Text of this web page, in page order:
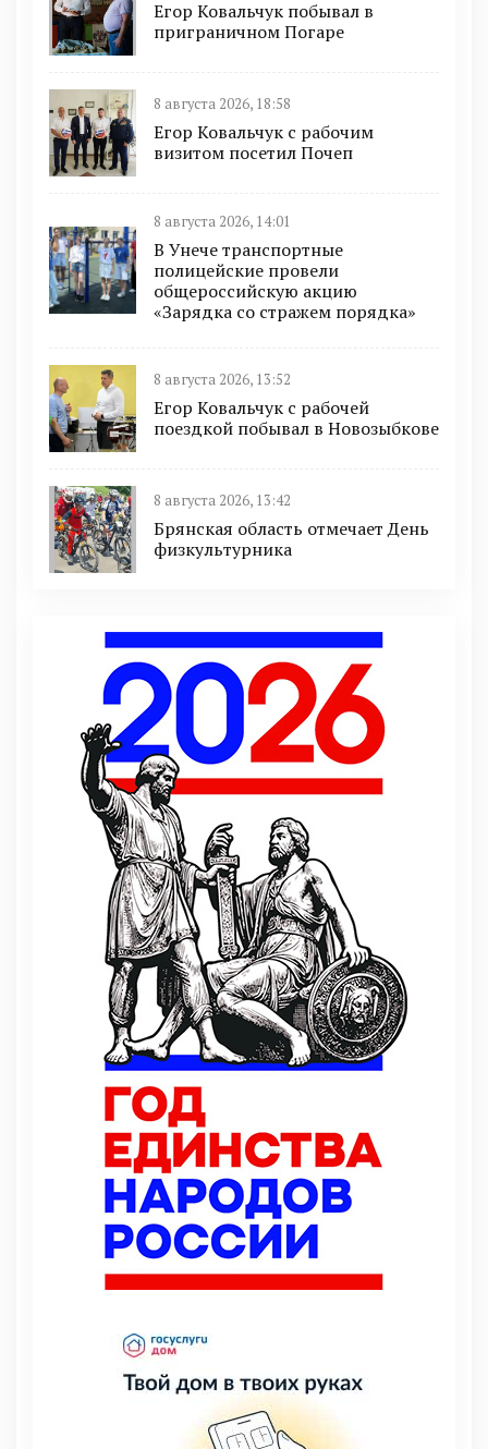
Егор Ковальчук побывал в
приграничном Погаре
8 августа 2026, 18:58
Егор Ковальчук с рабочим
визитом посетил Почеп
8 августа 2026, 14:01
В Унече транспортные
полицейские провели
общероссийскую акцию
«Зарядка со стражем порядка»
8 августа 2026, 13:52
Егор Ковальчук с рабочей
поездкой побывал в Новозыбкове
8 августа 2026, 13:42
Брянская область отмечает День
физкультурника